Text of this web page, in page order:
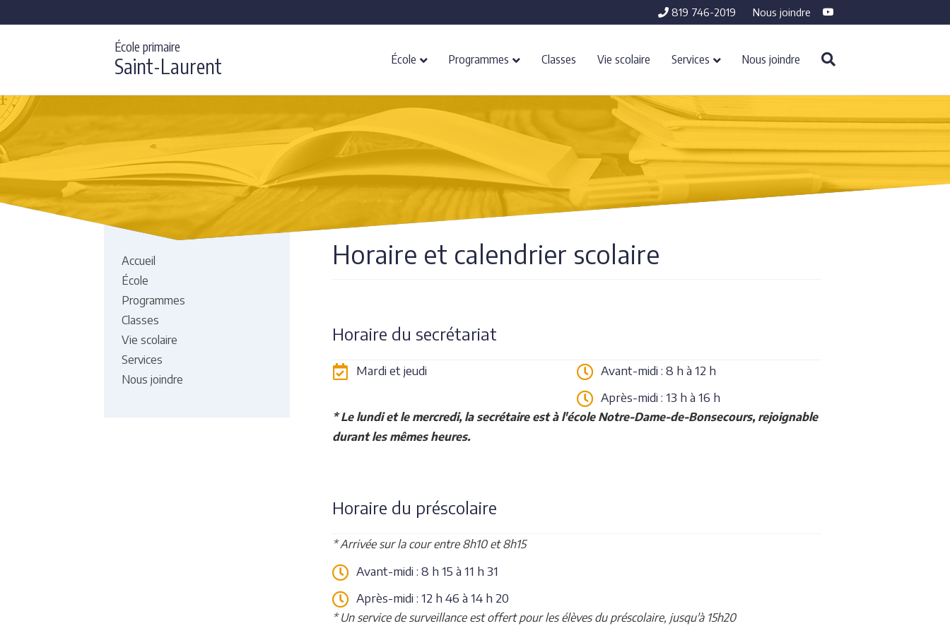
819 746-2019 Nous joindre Youtube
École primaire
Saint-Laurent École Programmes Classes Vie scolaire Services Nous joindre
Accueil
École
Programmes
Classes
Vie scolaire
Services
Nous joindre
Horaire et calendrier scolaire
Horaire du secrétariat
Mardi et jeudi
Avant-midi : 8 h à 12 h
Après-midi : 13 h à 16 h
* Le lundi et le mercredi, la secrétaire est à l'école Notre-Dame-de-Bonsecours, rejoignable
durant les mêmes heures.
Horaire du préscolaire
* Arrivée sur la cour entre 8h10 et 8h15
Avant-midi : 8 h 15 à 11 h 31
Après-midi : 12 h 46 à 14 h 20
* Un service de surveillance est offert pour les élèves du préscolaire, jusqu'à 15h20